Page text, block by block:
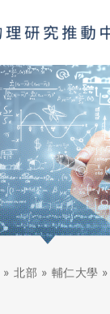
» 北部 » 輔仁大學 »